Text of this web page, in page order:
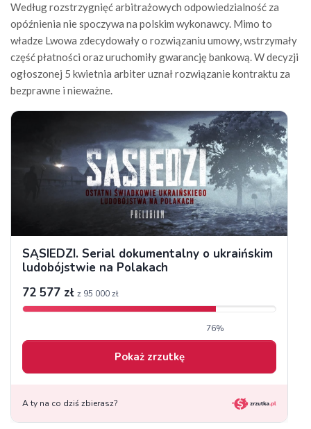
Według rozstrzygnięć arbitrażowych odpowiedzialność za
opóźnienia nie spoczywa na polskim wykonawcy. Mimo to
władze Lwowa zdecydowały o rozwiązaniu umowy, wstrzymały
część płatności oraz uruchomiły gwarancję bankową. W decyzji
ogłoszonej 5 kwietnia arbiter uznał rozwiązanie kontraktu za
bezprawne i nieważne.